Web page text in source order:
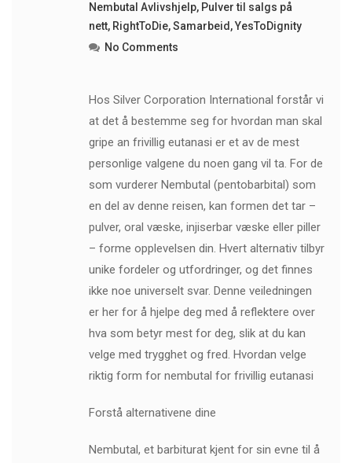
Nembutal Avlivshjelp, Pulver til salgs på
nett, RightToDie,Samarbeid ,YesToDignity
No Comments
Hos Silver Corporation International forstår vi
at det å bestemme seg for hvordan man skal
gripe an frivillig eutanasi er et av de mest
personlige valgene du noen gang vil ta. For de
som vurderer Nembutal (pentobarbital) som
en del av denne reisen, kan formen det tar –
pulver, oral væske, injiserbar væske eller piller
– forme opplevelsen din. Hvert alternativ tilbyr
unike fordeler og utfordringer, og det finnes
ikke noe universelt svar. Denne veiledningen
er her for å hjelpe deg med å reflektere over
hva som betyr mest for deg, slik at du kan
velge med trygghet og fred. Hvordan velge
riktig form for nembutal for frivillig eutanasi
Forstå alternativene dine
Nembutal, et barbiturat kjent for sin evne til å